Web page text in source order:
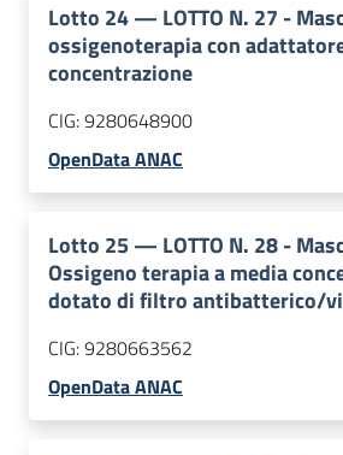
Lotto 24— LOTTO N. 27 -
ossigenoterapia con
concentrazione
CIG:9280648900
OpenData ANAC
Lotto 25— LOTTO N. 28 -
Ossigeno terapia a media
dotato di filtro antibatterico/
CIG:9280663562
OpenData ANAC